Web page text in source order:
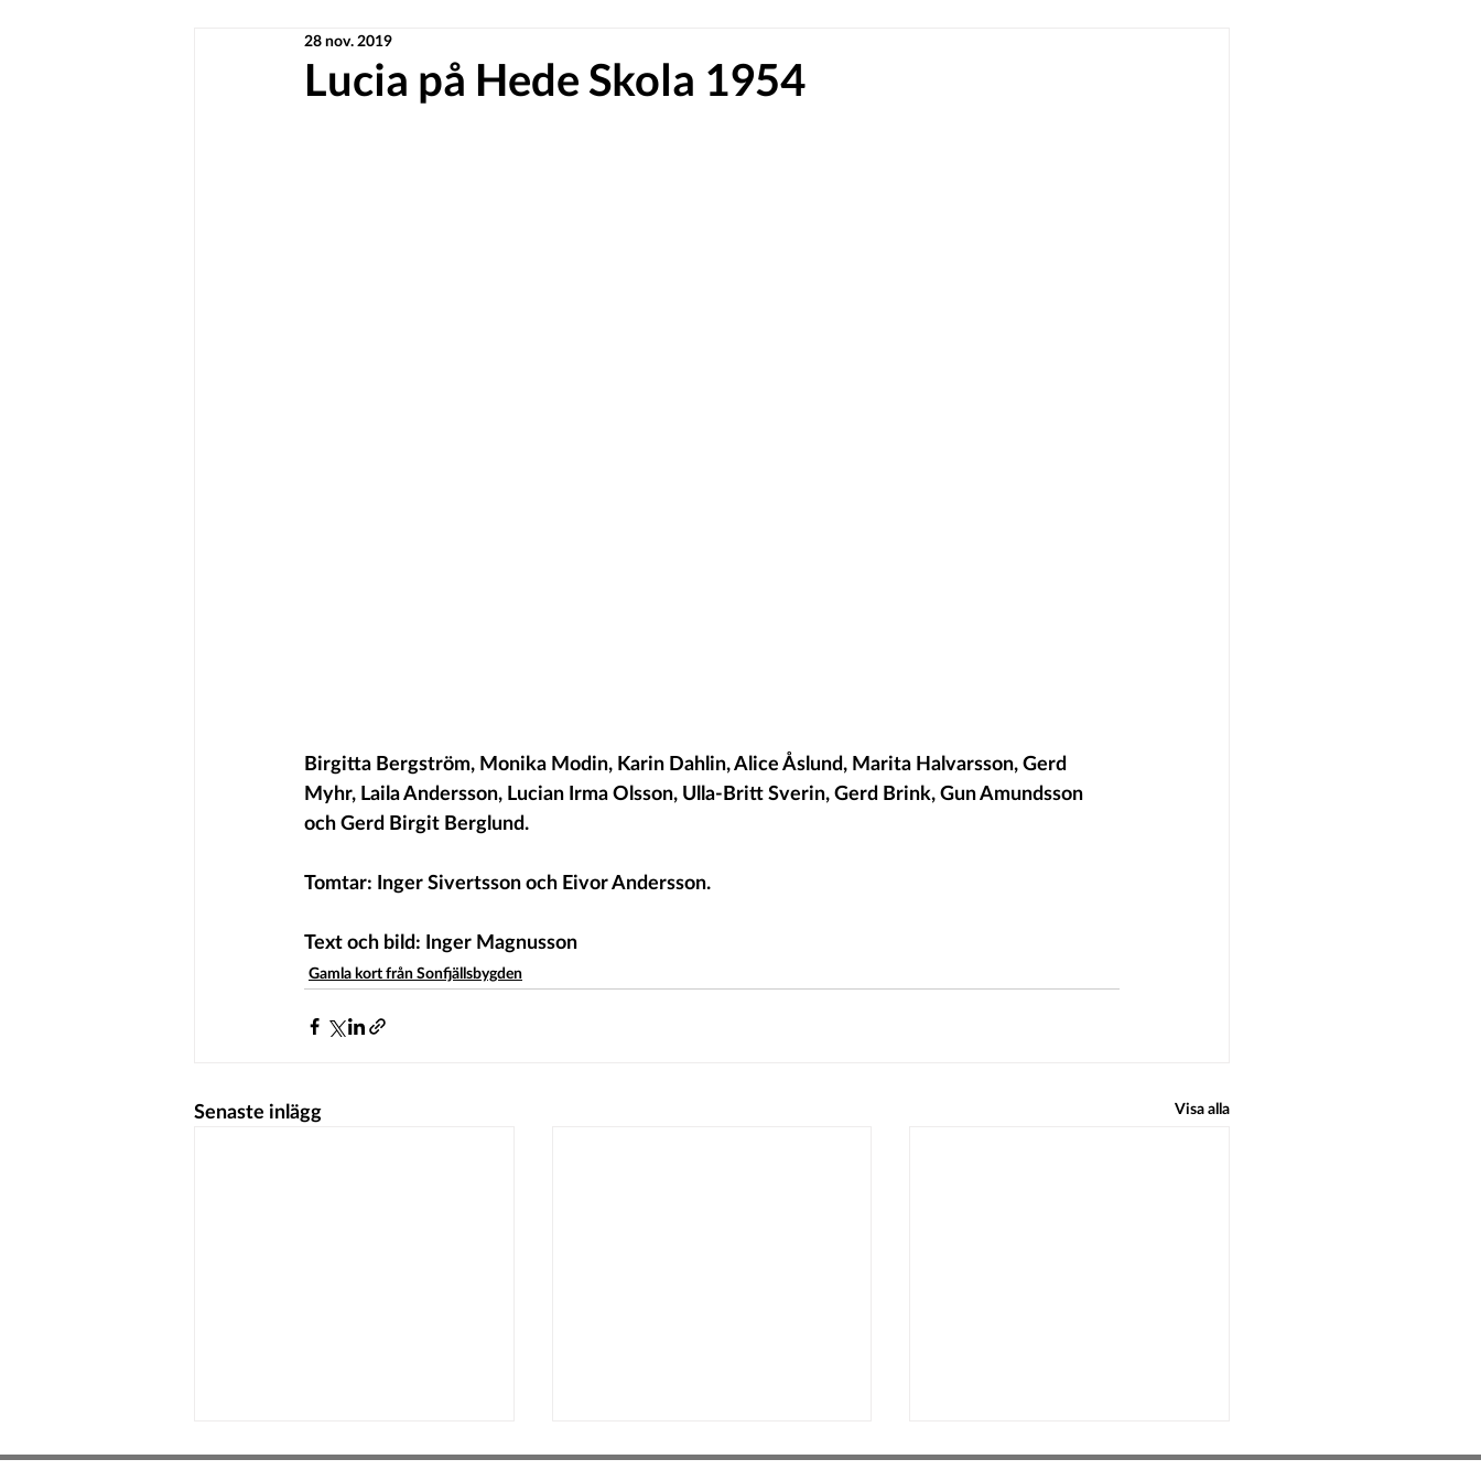
Lucia på Hede Skola 1954
28 nov. 2019
Birgitta Bergström, Monika Modin, Karin Dahlin, Alice Åslund, Marita Halvarsson, Gerd
Myhr, Laila Andersson, Lucian Irma Olsson, Ulla-Britt Sverin, Gerd Brink, Gun Amundsson
och Gerd Birgit Berglund.
Tomtar: Inger Sivertsson och Eivor Andersson.
Text och bild: Inger Magnusson
Gamla kort från Sonfjällsbygden
Senaste inlägg Visa alla